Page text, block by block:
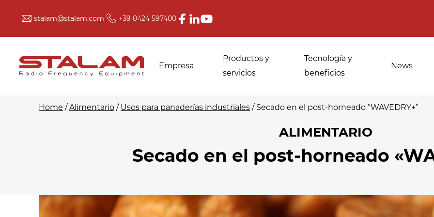
content
stalam@stalam.com +39 0424 597400
Empresa
Productos y
servicios
fibras sueltas,
fibra de vidrio
secadores para
panaderías
descongelacion
especias, hierbas
Desinfección del
Tecnología y
beneficios
News
Home /Alimentario / Usos para panaderías industriales / Secado en el post-horneado “WAVEDRY+”
ALIMENTARIO
Secado en el post-horneado